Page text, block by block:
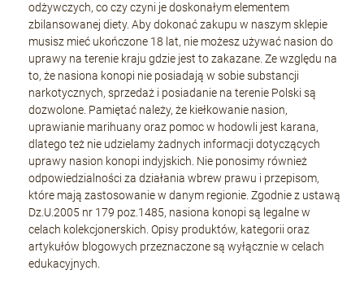
odżywczych, co czy czyni je doskonałym elementem
zbilansowanej diety. Aby dokonać zakupu w naszym sklepie
musisz mieć ukończone 18 lat, nie możesz używać nasion do
uprawy na terenie kraju gdzie jest to zakazane. Ze względu na
to, że nasiona konopi nie posiadają w sobie substancji
narkotycznych, sprzedaż i posiadanie na terenie Polski są
dozwolone. Pamiętać należy, że kiełkowanie nasion,
uprawianie marihuany oraz pomoc w hodowli jest karana,
dlatego też nie udzielamy żadnych informacji dotyczących
uprawy nasion konopi indyjskich. Nie ponosimy również
odpowiedzialności za działania wbrew prawu i przepisom,
które mają zastosowanie w danym regionie. Zgodnie z ustawą
Dz.U.2005 nr 179 poz.1485, nasiona konopi są legalne w
celach kolekcjonerskich. Opisy produktów, kategorii oraz
artykułów blogowych przeznaczone są wyłącznie w celach
edukacyjnych.